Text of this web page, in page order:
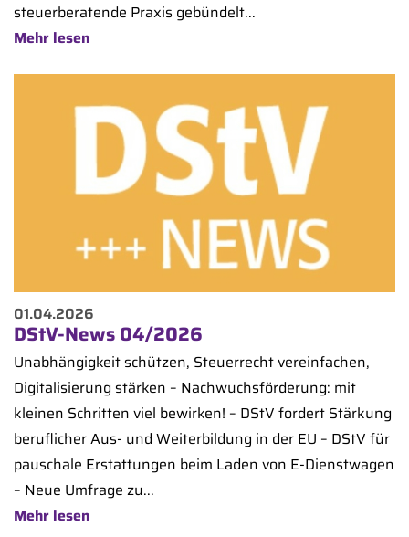
steuerberatende Praxis gebündelt...
Mehr lesen
01.04.2026
DStV-News 04/2026
Unabhängigkeit schützen, Steuerrecht vereinfachen,
Digitalisierung stärken – Nachwuchsförderung: mit
kleinen Schritten viel bewirken! – DStV fordert Stärkung
beruflicher Aus- und Weiterbildung in der EU – DStV für
pauschale Erstattungen beim Laden von E-Dienstwagen
– Neue Umfrage zu...
Mehr lesen